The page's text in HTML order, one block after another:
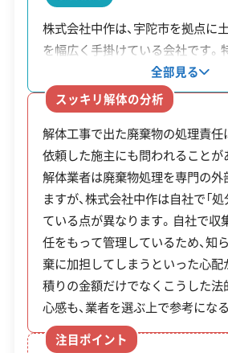
宇陀市の解体関連補助金は、
短く、予算も早期に終了する
年度初めの迅速な行動が不可欠
制度名
補助金
額・率
対象・条件
老朽危険
空き家除
却補助金
対象経
費の1/
2以内
（上限1
0万円）
倒壊の恐
定された
象。
工事賠償責任保険 違反歴なし 表彰・
ISO認証
電子マニフェスト 地域貢献
顧客対応・サービス(17)
自社ホームページ 無料見積もり 不要
不動産取引
補助金・助成金申請 土地
建設リサイクル届
近隣挨拶
翌営業日
クレジットカード
解体ローン SNS
※項目にカーソルを合わせると詳細
株式会社中作は、宇陀市を拠点に
を幅広く手掛けている会社です。
としては珍しく「産業廃棄物処分
ている点です。これにより解体工
物の処理を外部に委託する必要が
ため中間マージンが上乗せされ
かりやすいほか、自社の管理下で
ため不法投棄などのリスクを抑え
の造成や新築工事も一貫して任せ
の活用についてまとめて相談でき
全部見る
スッキリ解体の分析
解体工事で出た廃棄物の処理責任
依頼した施主にも問われることが
解体業者は廃棄物処理を専門の外
ますが、株式会社中作は自社で「
ている点が異なります。自社で収
任をもって管理しているため、知
棄に加担してしまうといった心配
積りの金額だけでなくこうした
心感も、業者を選ぶ上で参考にな
注目ポイント